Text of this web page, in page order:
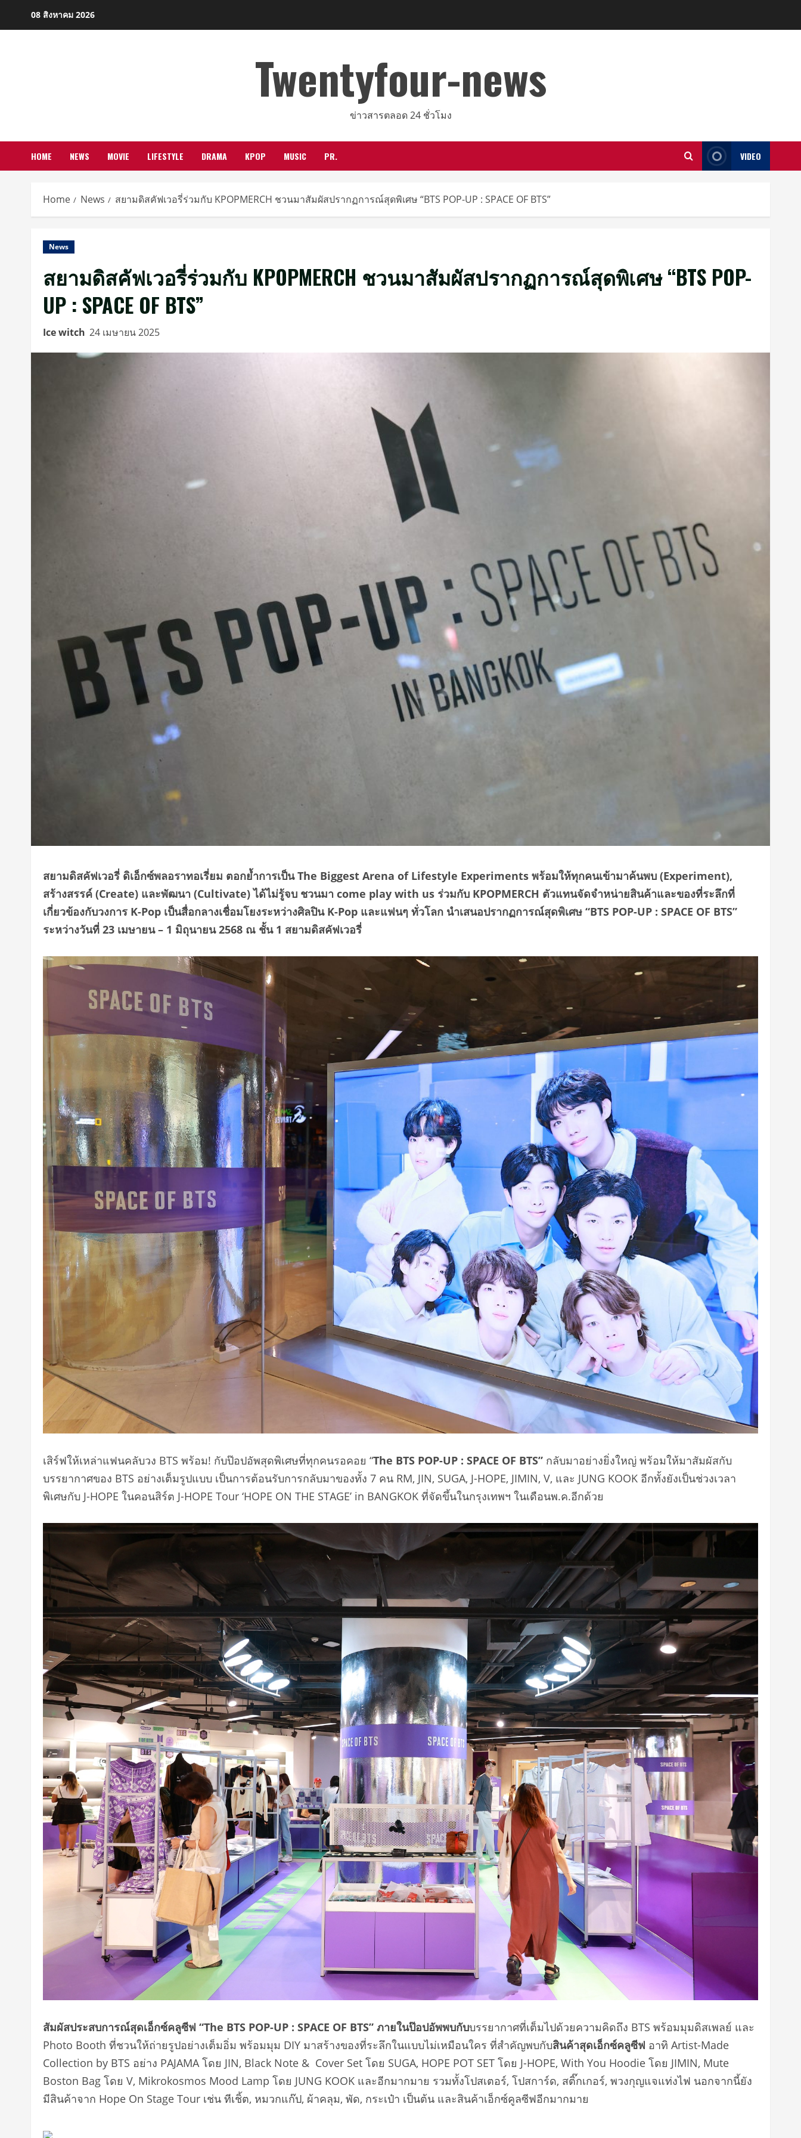
08 สิงหาคม 2026
Twentyfour-news
ข่าวสารตลอด 24 ชั่วโมง
HOME NEWS MOVIE LIFESTYLE DRAMA KPOP MUSIC PR. VIDEO
Home News สยามดิสคัฟเวอรี่ร่วมกับ KPOPMERCH ชวนมาสัมผัสปรากฏการณ์สุดพิเศษ “BTS POP-UP : SPACE OF BTS”
News
สยามดิสคัฟเวอรี่ร่วมกับ KPOPMERCH ชวนมาสัมผัสปรากฏการณ์สุดพิเศษ “BTS POP-
UP : SPACE OF BTS”
Ice witch 24 เมษายน 2025
สยามดิสคัฟเวอรี่ ดิเอ็กซ์พลอราทอเรี่ยม ตอกย้ำการเป็น The Biggest Arena of Lifestyle Experiments พร้อมให้ทุกคนเข้ามาค้นพบ (Experiment),
สร้างสรรค์ (Create) และพัฒนา (Cultivate) ได้ไม่รู้จบ ชวนมา come play with us ร่วมกับ KPOPMERCH ตัวแทนจัดจำหน่ายสินค้าและของที่ระลึกที่
เกี่ยวข้องกับวงการ K-Pop เป็นสื่อกลางเชื่อมโยงระหว่างศิลปิน K-Pop และแฟนๆ ทั่วโลก นำเสนอปรากฏการณ์สุดพิเศษ “BTS POP-UP : SPACE OF BTS”
ระหว่างวันที่ 23 เมษายน – 1 มิถุนายน 2568 ณ ชั้น 1 สยามดิสคัฟเวอรี่
เสิร์ฟให้เหล่าแฟนคลับวง BTS พร้อม! กับป๊อปอัพสุดพิเศษที่ทุกคนรอคอย “The BTS POP-UP : SPACE OF BTS” กลับมาอย่างยิ่งใหญ่ พร้อมให้มาสัมผัสกับ
บรรยากาศของ BTS อย่างเต็มรูปแบบ เป็นการต้อนรับการกลับมาของทั้ง 7 คน RM, JIN, SUGA, J-HOPE, JIMIN, V, และ JUNG KOOK อีกทั้งยังเป็นช่วงเวลา
พิเศษกับ J-HOPE ในคอนสิร์ต J-HOPE Tour ‘HOPE ON THE STAGE’ in BANGKOK ที่จัดขึ้นในกรุงเทพฯ ในเดือนพ.ค.อีกด้วย
สัมผัสประสบการณ์สุดเอ็กซ์คลูซีฟ “The BTS POP-UP : SPACE OF BTS” ภายในป๊อปอัพพบกับบรรยากาศที่เต็มไปด้วยความคิดถึง BTS พร้อมมุมดิสเพลย์ และ
Photo Booth ที่ชวนให้ถ่ายรูปอย่างเต็มอิ่ม พร้อมมุม DIY มาสร้างของที่ระลึกในแบบไม่เหมือนใคร ที่สำคัญพบกับสินค้าสุดเอ็กซ์คลูซีฟ อาทิ Artist-Made
Collection by BTS อย่าง PAJAMA โดย JIN, Black Note & Cover Set โดย SUGA, HOPE POT SET โดย J-HOPE, With You Hoodie โดย JIMIN, Mute
Boston Bag โดย V, Mikrokosmos Mood Lamp โดย JUNG KOOK และอีกมากมาย รวมทั้งโปสเตอร์, โปสการ์ด, สติ๊กเกอร์, พวงกุญแจแท่งไฟ นอกจากนี้ยัง
มีสินค้าจาก Hope On Stage Tour เช่น ทีเชิ้ต, หมวกแก๊ป, ผ้าคลุม, พัด, กระเป๋า เป็นต้น และสินค้าเอ็กซ์คูลซีฟอีกมากมาย